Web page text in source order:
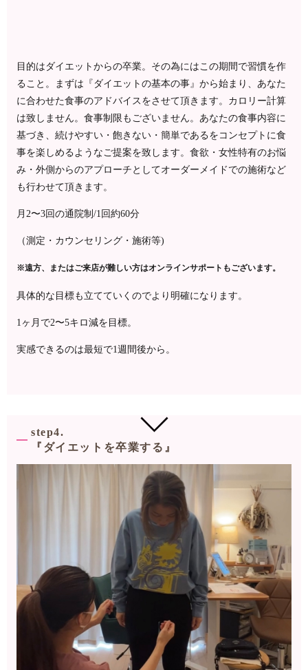
目的はダイエットからの卒業。 その為にはこの期間で習慣を作
ること。
まずは『ダイエットの基本の事』から始まり、 あなた
に合わせた食事のアドバイスをさせて頂きます。カロリー計算
は致しません。 食事制限もございません。 あなたの食事内容に
基づき、続けやすい・飽きない・簡単であるをコンセプトに食
事を楽しめるようなご提案を致します。 食欲・女性特有のお悩
み・外側からのアプローチとしてオーダーメイドでの施術など
も行わせて頂きます。
月2〜3回の通院制/1回約60分
（測定・カウンセリング・施術等)
※遠方、またはご来店が難しい方はオンラインサポートもございます。
具体的な目標も立てていくのでより明確になります。
1ヶ月で2〜5キロ減を目標。
実感できるのは最短で1週間後から。
step4.
『ダイエットを卒業する』